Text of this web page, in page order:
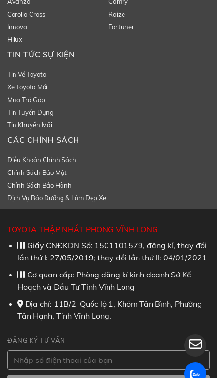
Avanza
Camry
Corolla Cross
Raize
Innova
Fortuner
Hilux
TIN TỨC SỰ KIỆN
Tin Về Toyota
Xe Toyota Mới
Mua Trả Góp
Tin Tuyển Dụng
Tin Khuyến Mãi
CÁC CHÍNH SÁCH
Điều Khoản Chính Sách
Chính Sách Bảo Mật
Chính Sách Bảo Hành
Dịch Vụ Bảo Dưỡng & Làm Đẹp Xe
TOYOTA THẬP NHẤT PHONG VĨNH LONG
Giấy CNĐKDN Số: 1501101579, đăng kí, thay đổi
lần thứ I: 27/05/2019; thay đổi lần thứ II: 04/01/2021
Cơ quan cấp: Phòng đăng kí kinh doanh Sở Kế
Hoạch và Đầu Tư Tỉnh Vĩnh Long
Địa chỉ: 11B/2, Quốc lộ 1, Khóm Tân Bình, Phường
Tân Hạnh, Tỉnh Vĩnh Long.
ĐĂNG KÝ TƯ VẤN